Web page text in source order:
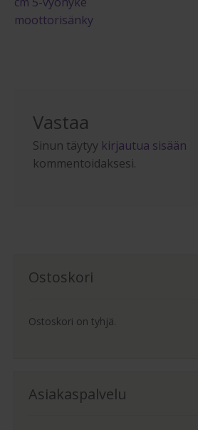
selaus
moottorisänky
Vastaa
Sinun täytyy kirjautua sisään
kommentoidaksesi.
Ostoskori
Ostoskori on tyhjä.
Asiakaspalvelu